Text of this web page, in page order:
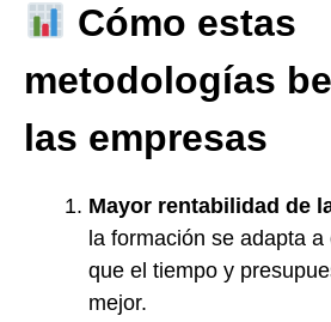
Cómo estas
metodologías
las empresas
Mayor rentabilidad de
la formación se adapta
que el tiempo y
mejor.